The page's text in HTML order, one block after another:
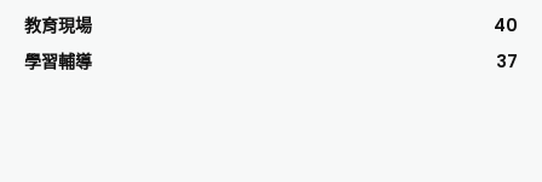
教育現場
40
學習輔導
37